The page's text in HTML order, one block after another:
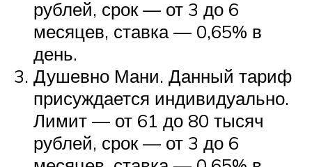
рублей, срок — от 3 до 6
месяцев, ставка — 0,65% в
день.
Душевно Мани. Данный тариф
присуждается индивидуально.
Лимит — от 61 до 80 тысяч
рублей, срок — от 3 до 6